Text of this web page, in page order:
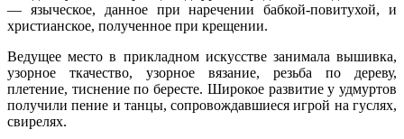
— языческое, данное при наречении бабкой-повитухой, и
христианское, полученное при крещении.
Ведущее место в прикладном искусстве занимала вышивка,
узорное ткачество, узорное вязание, резьба по дереву,
плетение, тиснение по бересте. Широкое развитие у удмуртов
получили пение и танцы, сопровождавшиеся игрой на гуслях,
свирелях.